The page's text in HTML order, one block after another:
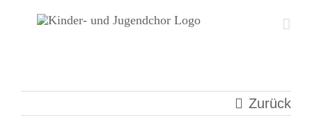
Zurück